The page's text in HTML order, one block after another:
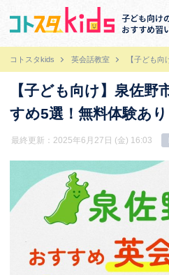
子ども向け
おすすめ習
コトスタkids 英会話教室 【子ども
【子ども向け】泉佐野
すめ5選！無料体験あり
最終更新：2025年6月27日 (金) 16:03